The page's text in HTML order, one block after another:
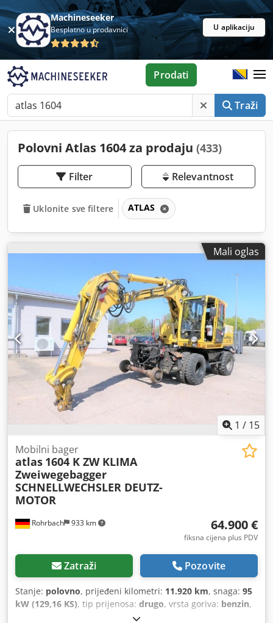
Machineseeker
Besplatno u prodavnici U aplikaciju
Traži
Prodati
Polovni Atlas 1604 za prodaju (433)
Filter Relevantnost
Uklonite sve filtere ATLAS
Mali oglas
1 / 15
Rohrbach 933 km
Mobilni bager
atlas 1604 K ZW KLIMA
Zweiwegebagger
SCHNELLWECHSLER DEUTZ-
MOTOR
64.900 €
fiksna cijena plus PDV
Zatraži Pozovite
Stanje: polovno, prijeđeni kilometri: 11.920 km, snaga: 95
kW (129,16 KS), tip prijenosa: drugo, vrsta goriva: benzin,
23.000 kg